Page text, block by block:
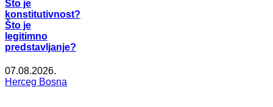
Što je
konstitutivnost?
Što je
legitimno
predstavljanje?
07.08.2026.
Herceg Bosna